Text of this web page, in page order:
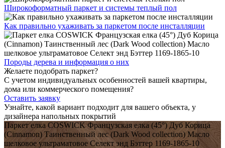
Широкоформатный паркет и системы теплый пол
Как правильно ухаживать за паркетом после инсталляции
Породы дерева и информация о них
Желаете подобрать паркет?
С учетом индивидуальных особенностей вашей квартиры,
дома или коммерческого помещения?
Оставить заявку
Узнайте, какой вариант подходит для вашего объекта, у
дизайнера напольных покрытий
Паркет елка COSWICK Французская елка (45°) Дуб Корица
(Cinnamon) Таинственный лес (Dark Wood collection) Масло
шелковое ультраматовое Селект энд Бэттер 1169-1865-10